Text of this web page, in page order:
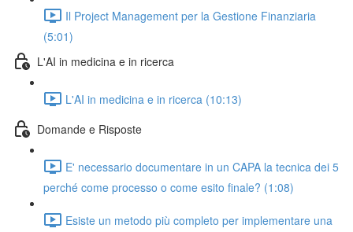
Il Project Management per la Gestione Finanziaria
(5:01)
L'AI in medicina e in ricerca
L'AI in medicina e in ricerca (10:13)
Domande e Risposte
E' necessario documentare in un CAPA la tecnica dei 5
perché come processo o come esito finale? (1:08)
Esiste un metodo più completo per implementare una